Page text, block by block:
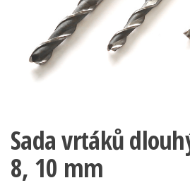
Sada vrtáků
8, 10 mm